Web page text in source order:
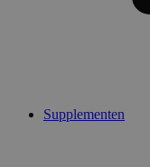
Supplementen